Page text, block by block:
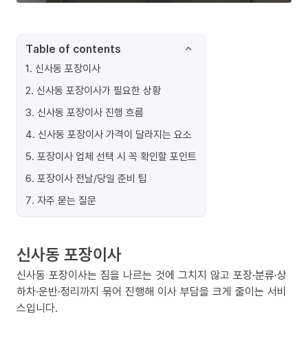
Table of contents
1. 신사동 포장이사
2. 신사동 포장이사가 필요한 상황
3. 신사동 포장이사 진행 흐름
4. 신사동 포장이사 가격이 달라지는 요소
5. 포장이사 업체 선택 시 꼭 확인할 포인트
6. 포장이사 전날/당일 준비 팁
7. 자주 묻는 질문
신사동 포장이사
신사동 포장이사는 짐을 나르는 것에 그치지 않고 포장·분류·상
하차·운반·정리까지 묶어 진행해 이사 부담을 크게 줄이는 서비
스입니다.